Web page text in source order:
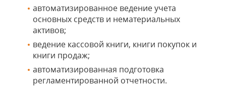
автоматизированное ведение учета
основных средств и нематериальных
активов;
ведение кассовой книги, книги покупок и
книги продаж;
автоматизированная подготовка
регламентированной отчетности.